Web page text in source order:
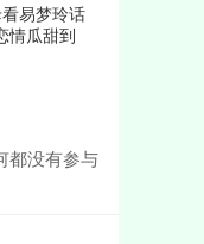
易梦玲话
情瓜甜到
都没有参与